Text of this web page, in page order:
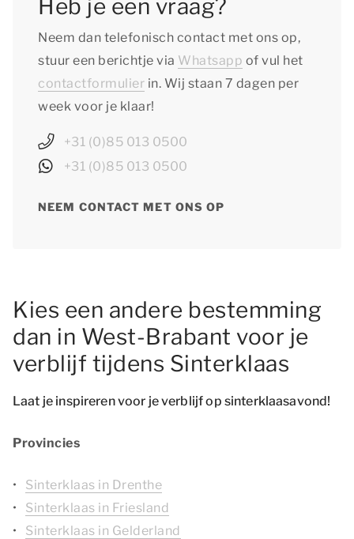
Heb je een vraag?
Neem dan telefonisch contact met ons op,
stuur een berichtje via Whatsapp of vul het
contactformulier in. Wij staan 7 dagen per
week voor je klaar!
+31 (0)85 013 0500
+31 (0)85 013 0500
NEEM CONTACT MET ONS OP
Kies een andere bestemming
dan in West-Brabant voor je
verblijf tijdens Sinterklaas
Laat je inspireren voor je verblijf op sinterklaasavond!
Provincies
Sinterklaas in Drenthe
Sinterklaas in Friesland
Sinterklaas in Gelderland